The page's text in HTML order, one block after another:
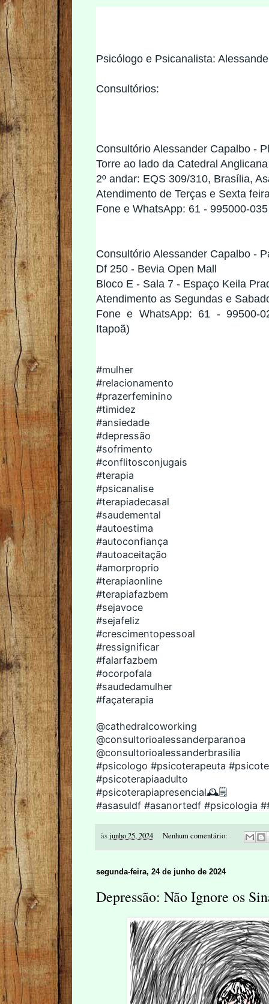
Psicólogo e Psicanalista:
Consultórios:
Consultório Alessander Capalbo -
Torre ao lado da Catedral
2º andar: EQS 309/310, Brasília,
Atendimento de Terças e Sexta
Fone e WhatsApp: 61 - 995000-
Consultório Alessander Capalbo -
Df 250 - Bevia Open Mall
Bloco E - Sala 7 - Espaço Keila
Atendimento as Segundas e
Fone e WhatsApp: 61 - 99500-
Itapoã)
#mulher
#relacionamento
#prazerfeminino
#timidez
#ansiedade
#depressão
#sofrimento
#conflitosconjugais
#terapia
#psicanalise
#terapiadecasal
#saudemental
#autoestima
#autoconfiança
#autoaceitação
#amorproprio
#terapiaonline
#terapiafazbem
#sejavoce
#sejafeliz
#crescimentopessoal
#ressignificar
#falarfazbem
#ocorpofala
#saudedamulher
#façaterapia
@cathedralcoworking
@consultorioalessanderparanoa
@consultorioalessanderbrasilia
#psicologo #psicoterapeuta
#psicoterapiaadulto
#psicoterapiapresencial🕰🗒
#asasuldf #asanortedf #psicologia #
àsjunho 25, 2024 Nenhum comentário:
segunda-feira, 24 de junho de 2024
Depressão: Não Ignore os